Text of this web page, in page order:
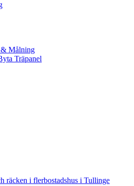
& Målning
Träpanel
räcken i flerbostadshus i Tullinge